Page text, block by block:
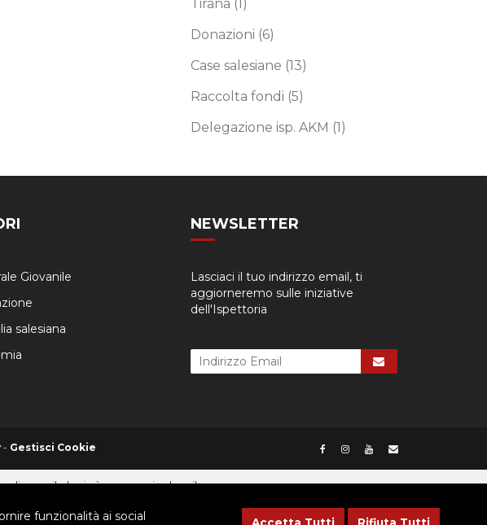
funzionalità ai social
Tirana (1)
Donazioni (6)
Case salesiane (13)
Raccolta fondi (5)
Delegazione isp. AKM (1)
Giovanile
salesiana
NEWSLETTER
Lasciaci il tuo indirizzo email, ti
aggiorneremo sulle iniziative
dell'Ispettoria
- Gestisci Cookie
il plugin è necessario dare il consenso.